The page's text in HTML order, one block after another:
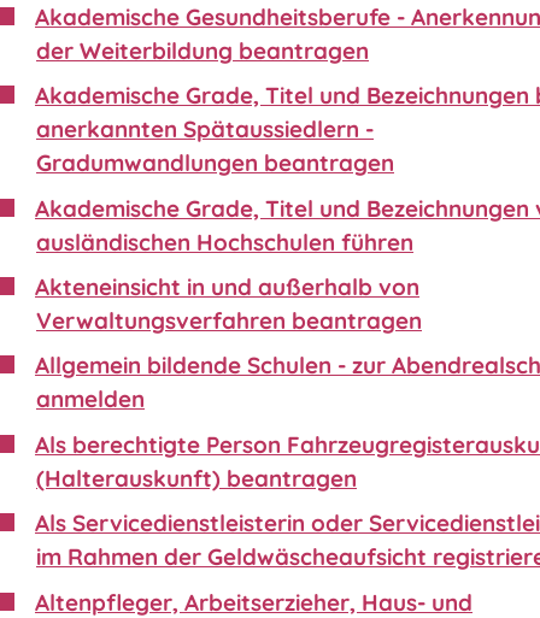
Akademische Gesundheitsberufe -
der Weiterbildung beantragen
Akademische Grade, Titel und Bezeichnungen
anerkannten Spätaussiedlern -
Gradumwandlungen beantragen
Akademische Grade, Titel und Bezeichnungen
ausländischen Hochschulen führen
Akteneinsicht in und außerhalb von
Verwaltungsverfahren beantragen
Allgemein bildende Schulen - zur
anmelden
Als berechtigte Person
(Halterauskunft) beantragen
Als Servicedienstleisterin oder
im Rahmen der Geldwäscheaufsicht
Altenpfleger, Arbeitserzieher, Haus- und